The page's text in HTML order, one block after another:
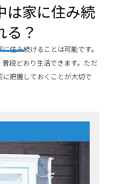
は家に住み続
る？
住み続けることは可能です。
段どおり生活できます。ただ
把握しておくことが大切で